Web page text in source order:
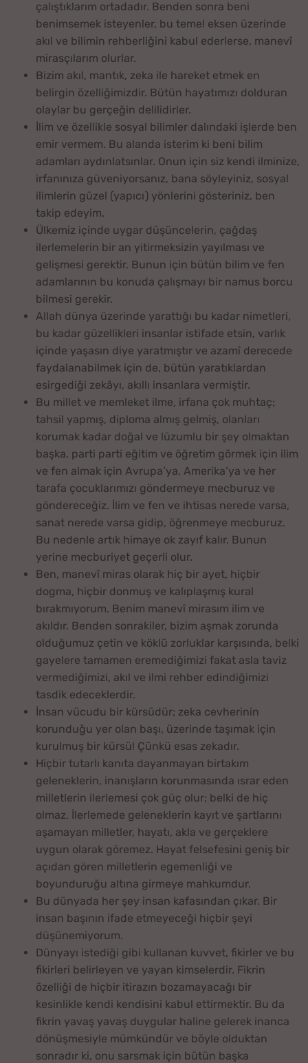
çalıştıklarım ortadadır. Benden sonra beni
benimsemek isteyenler, bu temel eksen üzerinde
akıl ve bilimin rehberliğini kabul ederlerse, manevî
mirasçılarım olurlar.
Bizim akıl, mantık, zeka ile hareket etmek en
belirgin özelliğimizdir. Bütün hayatımızı dolduran
olaylar bu gerçeğin delilidirler.
İlim ve özellikle sosyal bilimler dalındaki işlerde ben
emir vermem. Bu alanda isterim ki beni bilim
adamları aydınlatsınlar. Onun için siz kendi ilminize,
irfanınıza güveniyorsanız, bana söyleyiniz, sosyal
ilimlerin güzel (yapıcı) yönlerini gösteriniz, ben
takip edeyim.
Ülkemiz içinde uygar düşüncelerin, çağdaş
ilerlemelerin bir an yitirmeksizin yayılması ve
gelişmesi gerektir. Bunun için bütün bilim ve fen
adamlarının bu konuda çalışmayı bir namus borcu
bilmesi gerekir.
Allah dünya üzerinde yarattığı bu kadar nimetleri,
bu kadar güzellikleri insanlar istifade etsin, varlık
içinde yaşasın diye yaratmıştır ve azamî derecede
faydalanabilmek için de, bütün yaratıklardan
esirgediği zekâyı, akıllı insanlara vermiştir.
Bu millet ve memleket ilme, irfana çok muhtaç;
tahsil yapmış, diploma almış gelmiş, olanları
korumak kadar doğal ve lüzumlu bir şey olmaktan
başka, parti parti eğitim ve öğretim görmek için ilim
ve fen almak için Avrupa’ya, Amerika’ya ve her
tarafa çocuklarımızı göndermeye mecburuz ve
göndereceğiz. İlim ve fen ve ihtisas nerede varsa,
sanat nerede varsa gidip, öğrenmeye mecburuz.
Bu nedenle artık himaye ok zayıf kalır. Bunun
yerine mecburiyet geçerli olur.
Ben, manevî miras olarak hiç bir ayet, hiçbir
dogma, hiçbir donmuş ve kalıplaşmış kural
bırakmıyorum. Benim manevî mirasım ilim ve
akıldır. Benden sonrakiler, bizim aşmak zorunda
olduğumuz çetin ve köklü zorluklar karşısında, belki
gayelere tamamen eremediğimizi fakat asla taviz
vermediğimizi, akıl ve ilmi rehber edindiğimizi
tasdik edeceklerdir.
İnsan vücudu bir kürsüdür; zeka cevherinin
korunduğu yer olan başı, üzerinde taşımak için
kurulmuş bir kürsü! Çünkü esas zekadır.
Hiçbir tutarlı kanıta dayanmayan birtakım
geleneklerin, inanışların korunmasında ısrar eden
milletlerin ilerlemesi çok güç olur; belki de hiç
olmaz. İlerlemede geleneklerin kayıt ve şartlarını
aşamayan milletler, hayatı, akla ve gerçeklere
uygun olarak göremez. Hayat felsefesini geniş bir
açıdan gören milletlerin egemenliği ve
boyunduruğu altına girmeye mahkumdur.
Bu dünyada her şey insan kafasından çıkar. Bir
insan başının ifade etmeyeceği hiçbir şeyi
düşünemiyorum.
Dünyayı istediği gibi kullanan kuvvet, fikirler ve bu
fikirleri belirleyen ve yayan kimselerdir. Fikrin
özelliği de hiçbir itirazın bozamayacağı bir
kesinlikle kendi kendisini kabul ettirmektir. Bu da
fikrin yavaş yavaş duygular haline gelerek inanca
dönüşmesiyle mümkündür ve böyle olduktan
sonradır ki, onu sarsmak için bütün başka